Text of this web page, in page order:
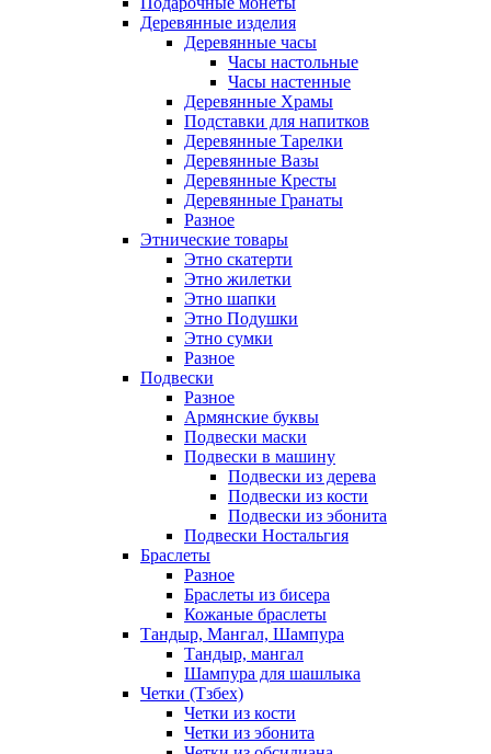
Деревянные изделия
Деревянные часы
Часы настольные
Часы настенные
Деревянные Храмы
Подставки для напитков
Деревянные Тарелки
Деревянные Вазы
Деревянные Кресты
Деревянные Гранаты
Разное
Этнические товары
Этно скатерти
Этно жилетки
Этно шапки
Этно Подушки
Этно сумки
Разное
Подвески
Разное
Армянские буквы
Подвески маски
Подвески в машину
Подвески из дерева
Подвески из кости
Подвески из эбонита
Подвески Ностальгия
Браслеты
Разное
Браслеты из бисера
Кожаные браслеты
Тандыр, Мангал, Шампура
Тандыр, мангал
Шампура для шашлыка
Четки (Тзбех)
Четки из кости
Четки из эбонита